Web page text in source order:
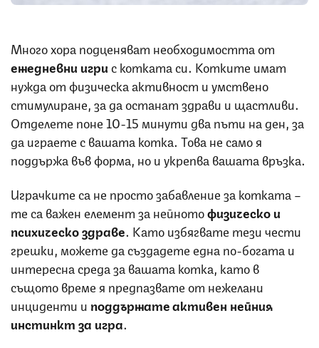
Много хора подценяват необходимостта от
ежедневни игрис котката си. Котките имат
нужда от физическа активност и умствено
стимулиране, за да останат здрави и щастливи.
Отделете поне 10-15 минути два пъти на ден, за
да играете с вашата котка. Това не само я
поддържа във форма, но и укрепва вашата връзка.
Играчките са не просто забавление за котката –
те са важен елемент за нейнотофизическо и
психическо здраве. Като избягвате тези чести
грешки, можете да създадете една по-богата и
интересна среда за вашата котка, като в
същото време я предпазвате от нежелани
инциденти и поддържате активен нейния
инстинкт за игра.